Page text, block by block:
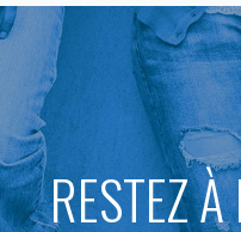
RESTEZ